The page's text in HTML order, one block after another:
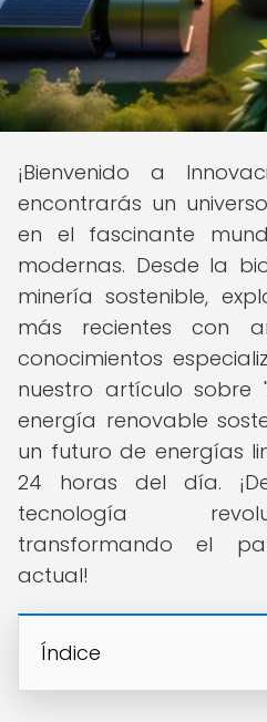
¡Bienvenido a
encontrarás un
en el fascinante
modernas. Desde la
minería sostenible,
más recientes con
conocimientos
nuestro artículo sobre
energía renovable
un futuro de energías
24 horas del día.
tecnología
transformando el
actual!
Índice